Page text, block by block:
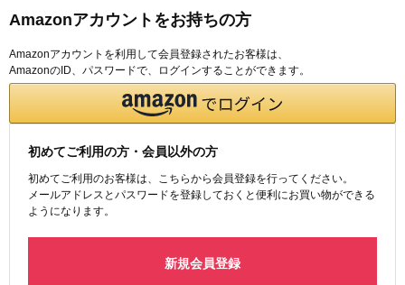
Amazonアカウントをお持ちの方
Amazonアカウントを利用して会員登録されたお客様は、
AmazonのID、パスワードで、ログインすることができます。
初めてご利用の方・会員以外の方
初めてご利用のお客様は、こちらから会員登録を行ってください。
メールアドレスとパスワードを登録しておくと便利にお買い物ができる
ようになります。